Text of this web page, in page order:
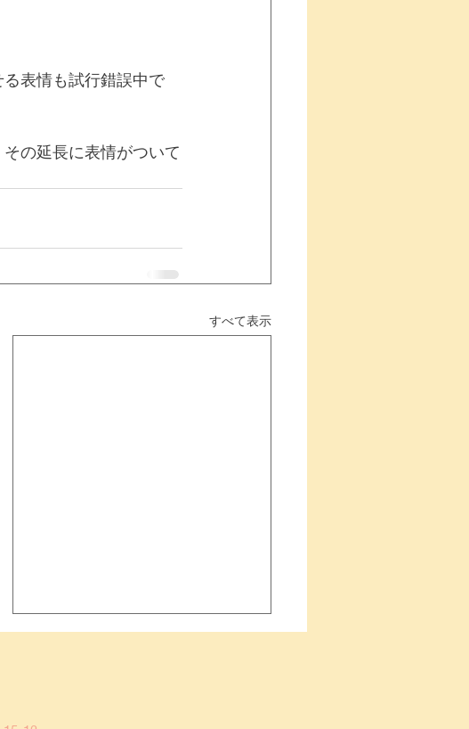
表情も試行錯誤中で
の延長に表情がついて
すべて表示